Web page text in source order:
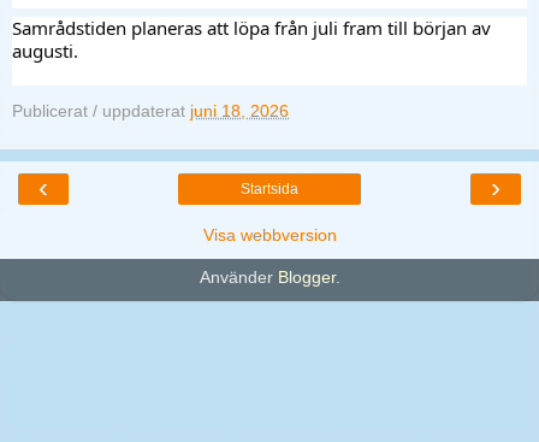
Samrådstiden planeras att löpa från juli fram till början av
augusti.
Publicerat / uppdaterat juni 18, 2026
‹ ›
Startsida
Visa webbversion
Använder Blogger.